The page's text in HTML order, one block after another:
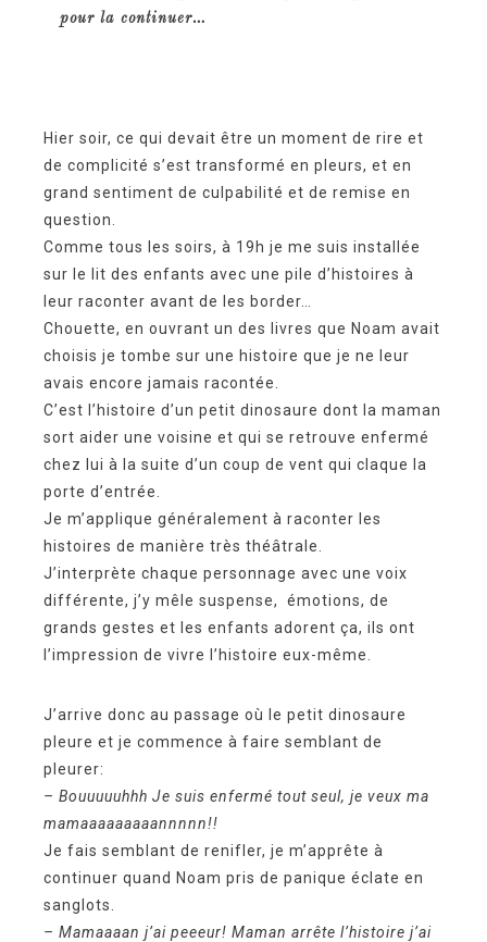
pour la continuer…
Hier soir, ce qui devait être un moment de rire et
de complicité s’est transformé en pleurs, et en
grand sentiment de culpabilité et de remise en
question.
Comme tous les soirs, à 19h je me suis installée
sur le lit des enfants avec une pile d’histoires à
leur raconter avant de les border…
Chouette, en ouvrant un des livres que Noam avait
choisis je tombe sur une histoire que je ne leur
avais encore jamais racontée.
C’est l’histoire d’un petit dinosaure dont la maman
sort aider une voisine et qui se retrouve enfermé
chez lui à la suite d’un coup de vent qui claque la
porte d’entrée.
Je m’applique généralement à raconter les
histoires de manière très théâtrale.
J’interprète chaque personnage avec une voix
différente, j’y mêle suspense, émotions, de
grands gestes et les enfants adorent ça, ils ont
l’impression de vivre l’histoire eux-même.
J’arrive donc au passage où le petit dinosaure
pleure et je commence à faire semblant de
pleurer:
– Bouuuuuhhh Je suis enfermé tout seul, je veux ma
mamaaaaaaaaannnnn!!
Je fais semblant de renifler, je m’apprête à
continuer quand Noam pris de panique éclate en
sanglots.
– Mamaaaan j’ai peeeur! Maman arrête l’histoire j’ai